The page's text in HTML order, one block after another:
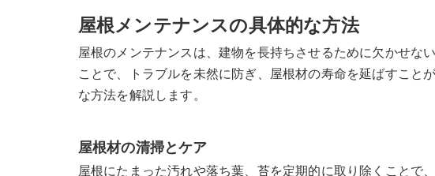
屋根メンテナンスの具体的な方法
屋根のメンテナンスは、建物を長持ちさせるために欠かせな
ことで、トラブルを未然に防ぎ、屋根材の寿命を延ばすこと
な方法を解説します。
屋根材の清掃とケア
屋根にたまった汚れや落ち葉、苔を定期的に取り除くことで